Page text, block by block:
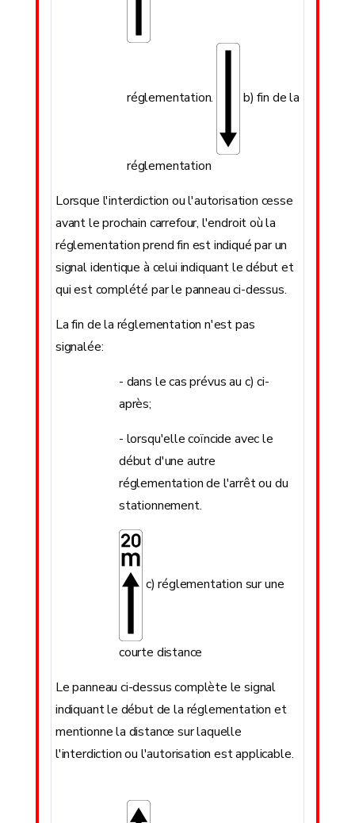
réglementation. b) fin de la
réglementation
Lorsque l'interdiction ou l'autorisation cesse
avant le prochain carrefour, l'endroit où la
réglementation prend fin est indiqué par un
signal identique à celui indiquant le début et
qui est complété par le panneau ci-dessus.
La fin de la réglementation n'est pas
signalée:
- dans le cas prévus au c) ci-
après;
- lorsqu'elle coïncide avec le
début d'une autre
réglementation de l'arrêt ou du
stationnement.
c) réglementation sur une
courte distance
Le panneau ci-dessus complète le signal
indiquant le début de la réglementation et
mentionne la distance sur laquelle
l'interdiction ou l'autorisation est applicable.